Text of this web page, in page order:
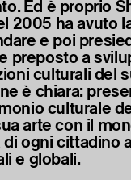
Ed è proprio
2005 ha avuto
e poi
preposto a
culturali del
è chiara:
culturale
arte con il
ogni cittadino
e globali.